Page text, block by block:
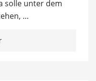
solle unter dem
…